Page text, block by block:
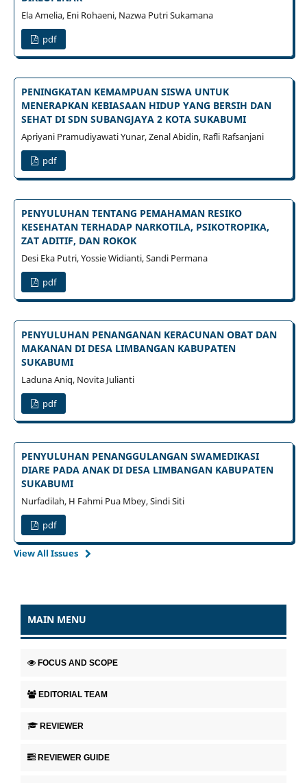
Ela Amelia, Eni Rohaeni, Nazwa Putri Sukamana
pdf
PENINGKATAN KEMAMPUAN SISWA UNTUK
MENERAPKAN KEBIASAAN HIDUP YANG BERSIH DAN
SEHAT DI SDN SUBANGJAYA 2 KOTA SUKABUMI
Apriyani Pramudiyawati Yunar, Zenal Abidin, Rafli Rafsanjani
pdf
PENYULUHAN TENTANG PEMAHAMAN RESIKO
KESEHATAN TERHADAP NARKOTILA, PSIKOTROPIKA,
ZAT ADITIF, DAN ROKOK
Desi Eka Putri, Yossie Widianti, Sandi Permana
pdf
PENYULUHAN PENANGANAN KERACUNAN OBAT DAN
MAKANAN DI DESA LIMBANGAN KABUPATEN
SUKABUMI
Laduna Aniq, Novita Julianti
pdf
PENYULUHAN PENANGGULANGAN SWAMEDIKASI
DIARE PADA ANAK DI DESA LIMBANGAN KABUPATEN
SUKABUMI
Nurfadilah, H Fahmi Pua Mbey, Sindi Siti
pdf
View All Issues
MAIN MENU
FOCUS AND SCOPE
EDITORIAL TEAM
REVIEWER
REVIEWER GUIDE